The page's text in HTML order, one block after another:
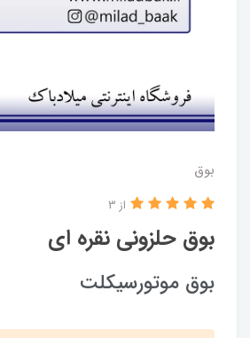
بوق
بوق حلزونی نقره ای
از 3
بوق موتورسیکلت